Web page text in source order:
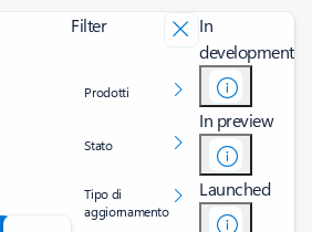
Filter
Prodotti
Stato
Tipo di
aggiornamento
In
development
In preview
Launched